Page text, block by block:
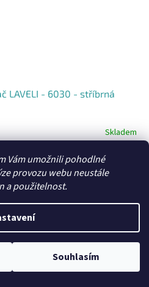
Vám umožnili pohodlné
provozu webu neustále
a použitelnost.
Souhlasím
LAVELI - 6030 - stříbrná
Skladem
Do košíku